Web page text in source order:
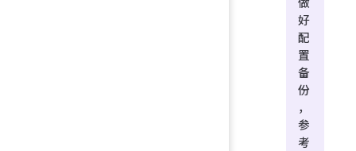
好
配
置
备
份
，
参
考